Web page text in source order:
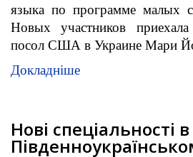
языка по программе малых
Новых участников
посол США в Украине Мари
Докладніше
Нові спеціальності в